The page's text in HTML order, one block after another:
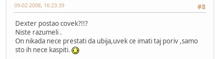
#8
09-02-2008, 16:23:39
Dexter postao covek?!!?
Niste razumeli .
On nikada nece prestati da ubija,uvek ce imati taj poriv ,samo
sto ih nece kaspiti.